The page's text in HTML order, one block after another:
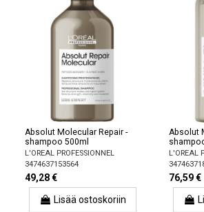
Absolut Molecular Repair -
shampoo 500ml
L'OREAL PROFESSIONNEL
3474637153564
49,28 €
Lisää ostoskoriin
Absolut
L'OREAL
76,59 €